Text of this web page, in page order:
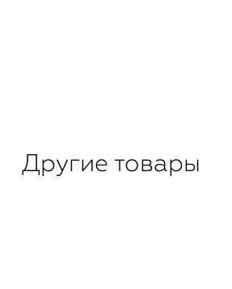
Другие товары